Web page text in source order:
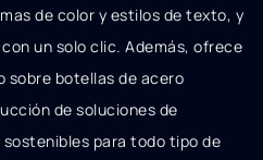
de color y estilos de texto, y
un solo clic. Además, ofrece
sobre botellas de acero
de soluciones de
para todo tipo de